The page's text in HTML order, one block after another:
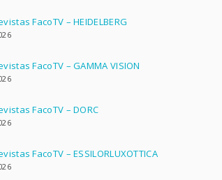
FacoTV – HEIDELBERG
FacoTV – GAMMA VISION
FacoTV – DORC
FacoTV – ESSILORLUXOTTICA